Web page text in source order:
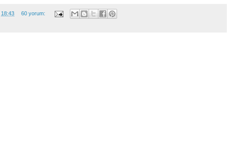
18:43 60 yorum: